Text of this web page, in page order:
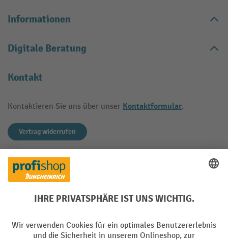
Informationen
Digitale Beratung
Kontakt
Kontaktieren Sie uns über unser Kontaktformular.
Vertrag widerrufen
Käuferschutz
jungheinrich-profishop.ch in hohem Masse